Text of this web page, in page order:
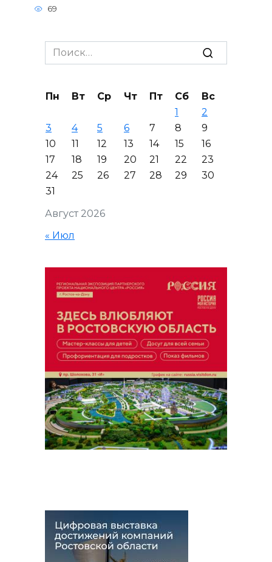
69
Search
for:
Август 2026
Пн Вт Ср Чт Пт Сб
Вс
1
2
3
4 5 6 7 8
9
10
11 12 13 14 15
16
17
18 19 20 21 22
23
24
25 26 27 28 29
30
31
« Июл